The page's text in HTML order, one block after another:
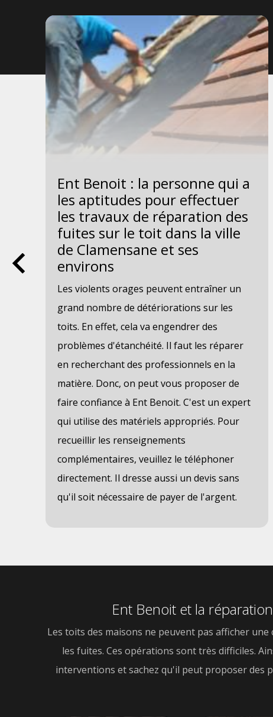
Ent Benoit : la personne qui a
les aptitudes pour effectuer
les travaux de réparation des
fuites sur le toit dans la ville
de Clamensane et ses
environs
Les violents orages peuvent entraîner un
grand nombre de détériorations sur les
toits. En effet, cela va engendrer des
problèmes d'étanchéité. Il faut les réparer
en recherchant des professionnels en la
matière. Donc, on peut vous proposer de
faire confiance à Ent Benoit. C'est un expert
qui utilise des matériels appropriés. Pour
recueillir les renseignements
complémentaires, veuillez le téléphoner
directement. Il dresse aussi un devis sans
qu'il soit nécessaire de payer de l'argent.
Ent Benoit et la
Les toits des maisons ne peuvent pas afficher
les fuites. Ces opérations sont très difficiles.
interventions et sachez qu'il peut proposer des